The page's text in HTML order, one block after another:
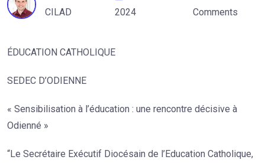
CILAD
2024
Comments
ÉDUCATION CATHOLIQUE
SEDEC D’ODIENNE
« Sensibilisation à l’éducation : une rencontre décisive à
Odienné »
“Le Secrétaire Exécutif Diocésain de l’Education Catholique,